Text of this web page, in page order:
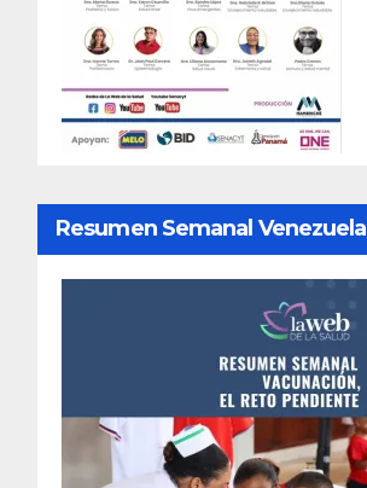
Resumen Semanal Venezuela